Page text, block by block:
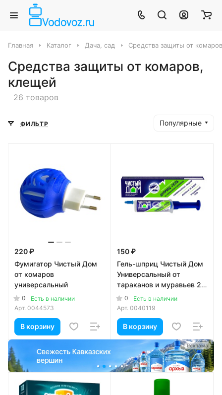
Главная Каталог Дача, сад Средства защиты от
Средства защиты от комаров,
клещей
26 товаров
ФИЛЬТР Популярные
220 ₽
Фумигатор Чистый Дом
от комаров
универсальный
0
Есть в наличии
Арт. 0044573
В корзину
Реклама
150 ₽
Гель-шприц Чистый Дом
Универсальный от
тараканов и муравьев 20
мл0
Есть в наличии
Арт. 0040119
В корзину